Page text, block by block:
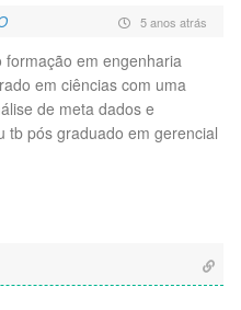
5 anos atrás
formação em engenharia
em ciências com uma
de meta dados e
tb pós graduado em gerencial